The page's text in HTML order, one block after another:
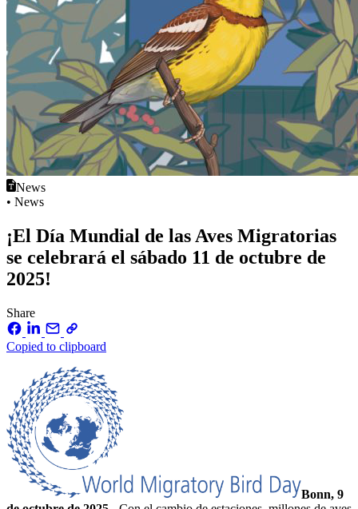
News
• News
¡El Día Mundial de las Aves Migratorias
se celebrará el sábado 11 de octubre de
2025!
Share
Copied to clipboard
Bonn, 9